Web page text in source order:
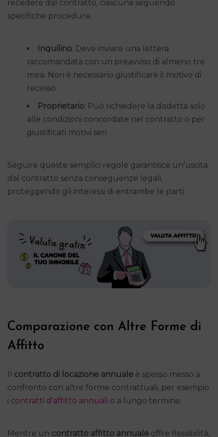
recedere dal contratto, ciascuna seguendo
specifiche procedure.
Inquilino: Deve inviare una lettera
raccomandata con un preavviso di almeno tre
mesi. Non è necessario giustificare il motivo di
recesso.
Proprietario: Può richiedere la disdetta solo
alle condizioni concordate nel contratto o per
giustificati motivi seri.
Seguire queste semplici regole garantisce un’uscita
dal contratto senza conseguenze legali,
proteggendo gli interessi di entrambe le parti.
Comparazione con Altre Forme di
Affitto
Il contratto di locazione annuale è spesso messo a
confronto con altre forme contrattuali, per esempio
i contratti d’affitto annuali o a lungo termine.
Mentre un contratto affitto annuale offre flessibilità,